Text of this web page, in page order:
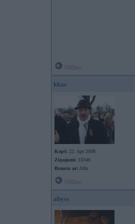
kkas
Kopš: 22. Apr 2008
Ziņojumi: 10348
Braucu ar: Alfu
abyss